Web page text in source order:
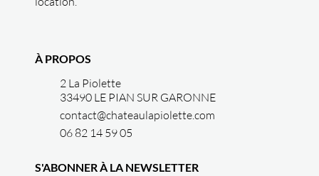
À PROPOS
2 La Piolette
33490 LE PIAN SUR GARONNE
contact@chateaulapiolette.com
06 82 14 59 05
S'ABONNER À LA NEWSLETTER